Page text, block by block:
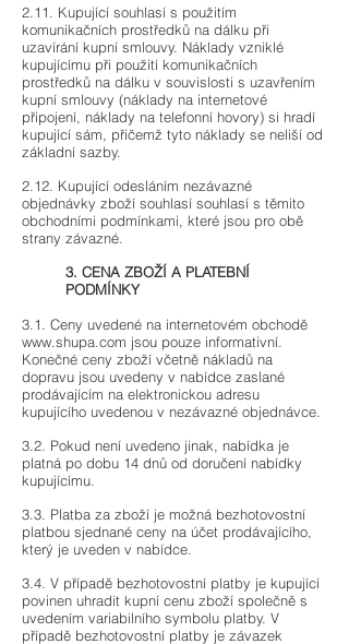
2.11. Kupující souhlasí s použitím
komunikačních prostředků na dálku při
uzavírání kupní smlouvy. Náklady vzniklé
kupujícímu při použití komunikačních
prostředků na dálku v souvislosti s uzavřením
kupní smlouvy (náklady na internetové
připojení, náklady na telefonní hovory) si hradí
kupující sám, přičemž tyto náklady se neliší od
základní sazby.
2.12. Kupující odesláním nezávazné
objednávky zboží souhlasí souhlasí s těmito
obchodními podmínkami, které jsou pro obě
strany závazné.
3. CENA ZBOŽÍ A PLATEBNÍ
PODMÍNKY
3.1. Ceny uvedené na internetovém obchodě
www.shupa.com jsou pouze informativní.
Konečné ceny zboží včetně nákladů na
dopravu jsou uvedeny v nabídce zaslané
prodávajícím na elektronickou adresu
kupujícího uvedenou v nezávazné objednávce.
3.2. Pokud není uvedeno jinak, nabídka je
platná po dobu 14 dnů od doručení nabídky
kupujícímu.
3.3. Platba za zboží je možná bezhotovostní
platbou sjednané ceny na účet prodávajícího,
který je uveden v nabídce.
3.4. V případě bezhotovostní platby je kupující
povinen uhradit kupní cenu zboží společně s
uvedením variabilního symbolu platby. V
případě bezhotovostní platby je závazek